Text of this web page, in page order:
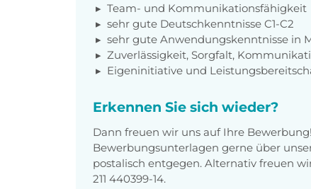
Team- und Kommunikationsfähigkeit
sehr gute Deutschkenntnisse C1-C2
sehr gute Anwendungskenntnisse in
Zuverlässigkeit, Sorgfalt,
Eigeninitiative und
Erkennen Sie sich wieder?
Dann freuen wir uns auf Ihre
Bewerbungsunterlagen gerne über
postalisch entgegen. Alternativ freuen
211 440399-14.